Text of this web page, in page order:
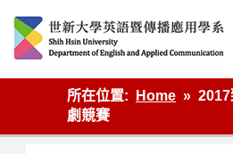
content
英語傳播
所在位置:
Home
2017
劇競賽